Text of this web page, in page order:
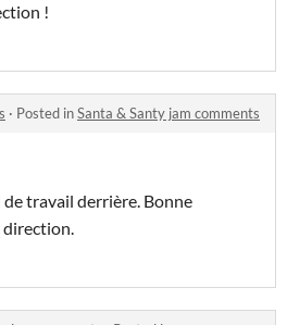
!
· Posted inSanta & Santy jam comments
de travail derrière. Bonne